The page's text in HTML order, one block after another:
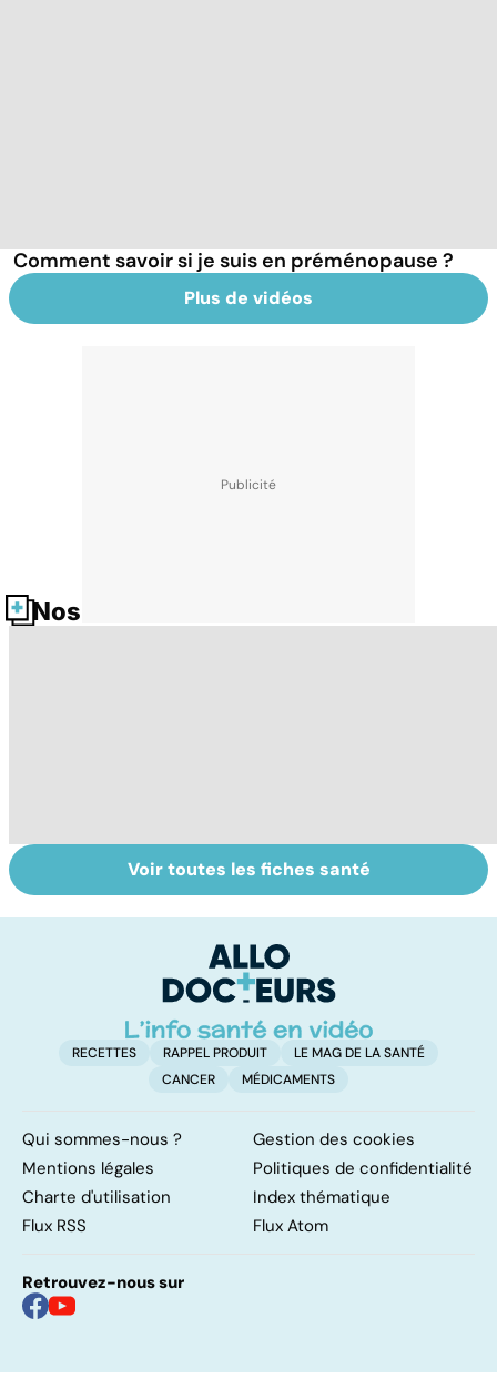
Comment savoir si je suis en préménopause ?
Plus de vidéos
Nos fiches santé
Comment
maîtriser le
Accident
vasculaire
également
touché
Voir toutes les fiches santé
RECETTES RAPPEL PRODUIT
LE MAG DE LA SANTÉ
CANCER
MÉDICAMENTS
Qui sommes-nous ?
Gestion des cookies
Mentions légales
Politiques de confidentialité
Charte d'utilisation
Index thématique
Flux RSS
Flux Atom
Retrouvez-nous sur